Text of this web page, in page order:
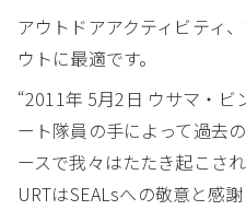
アウトドアアクティビティ
ウトに最適です。
“2011年 5月2日 ウサマ・ビ
ート隊員の手によって過去
ースで我々はたたき起こさ
URTはSEALsへの敬意と感